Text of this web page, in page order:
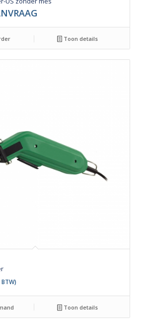
Toon details
Toon details